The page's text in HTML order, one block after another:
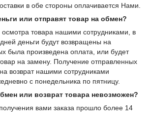
в обе стороны оплачивается Нами.
или отправят товар на обмен?
товара нашими сотрудниками, в
деньги будут возвращены на
была произведена оплата, или будет
на замену. Получение отправленных
возврат нашими сотрудниками
с понедельника по пятницу.
или возврат товара невозможен?
вами заказа прошло более 14